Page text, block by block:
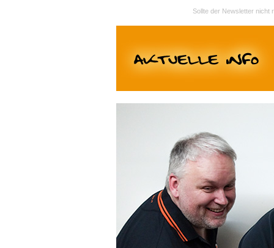
Sollte der Newsletter nicht